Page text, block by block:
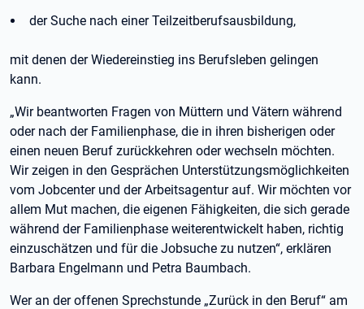
der Suche nach einer Teilzeitberufsausbildung,
mit denen der Wiedereinstieg ins Berufsleben gelingen
kann.
„Wir beantworten Fragen von Müttern und Vätern während
oder nach der Familienphase, die in ihren bisherigen oder
einen neuen Beruf zurückkehren oder wechseln möchten.
Wir zeigen in den Gesprächen Unterstützungsmöglichkeiten
vom Jobcenter und der Arbeitsagentur auf. Wir möchten vor
allem Mut machen, die eigenen Fähigkeiten, die sich gerade
während der Familienphase weiterentwickelt haben, richtig
einzuschätzen und für die Jobsuche zu nutzen“, erklären
Barbara Engelmann und Petra Baumbach.
Wer an der offenen Sprechstunde „Zurück in den Beruf“ am